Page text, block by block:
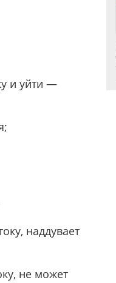
и уйти —
наддувает
не может